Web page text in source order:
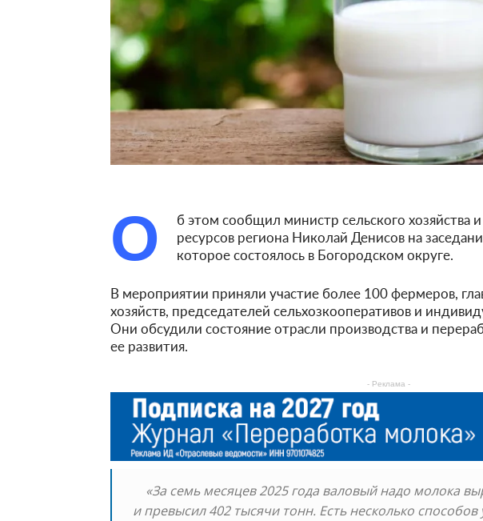
О
б этом сообщил министр сельского хозяйства
ресурсов региона Николай Денисов на
которое состоялось в Богородском округе.
В мероприятии приняли участие более 100 фермеров,
хозяйств, председателей сельхозкооперативов и
Они обсудили состояние отрасли производства и
ее развития.
- Реклама -
«За семь месяцев 2025 года валовый надо молока
и превысил 402 тысячи тонн. Есть несколько